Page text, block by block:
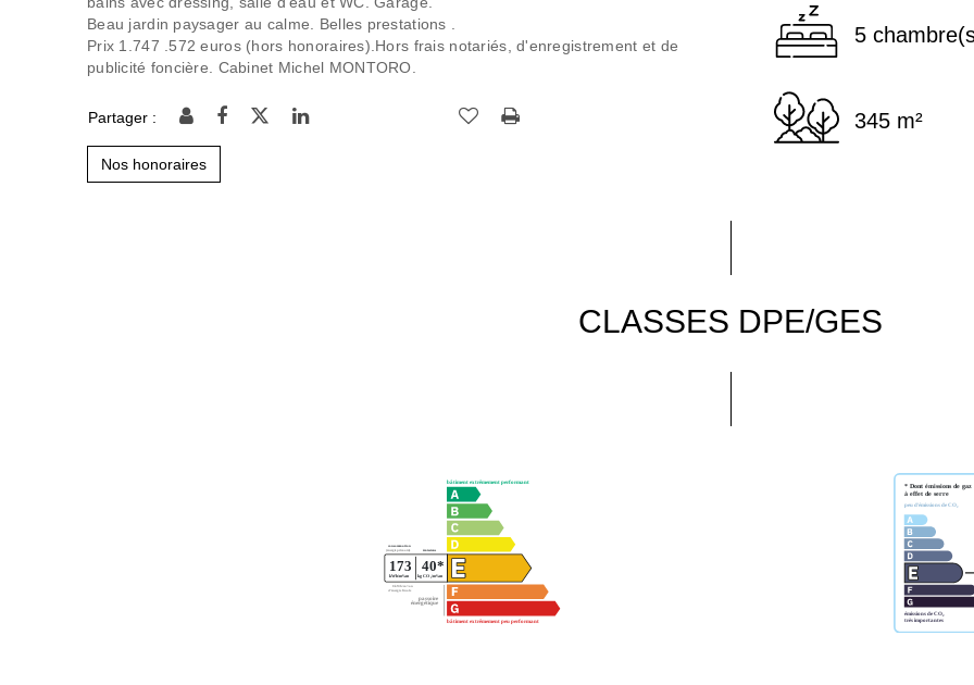
Beau jardin paysager au calme. Belles prestations .
Prix 1.747 .572 euros (hors honoraires).Hors frais notariés, d'enregistrement et de
publicité foncière. Cabinet Michel MONTORO.
Partager :
Nos honoraires
5
345 m²
CLASSES DPE/GES